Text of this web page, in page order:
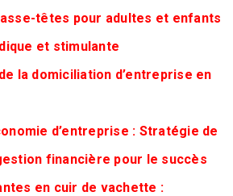
têtes pour adultes et enfants
et stimulante
la domiciliation d’entreprise en
d’entreprise : Stratégie de
financière pour le succès
en cuir de vachette :